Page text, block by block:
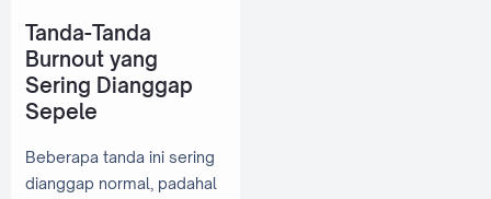
Tanda-Tanda
Burnout yang
Sering Dianggap
Sepele
Beberapa tanda ini sering
dianggap normal, padahal